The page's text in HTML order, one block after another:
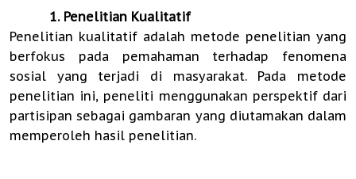
1. Penelitian Kualitatif
Penelitian kualitatif adalah metode penelitian yang
berfokus pada pemahaman terhadap fenomena
sosial yang terjadi di masyarakat. Pada metode
penelitian ini, peneliti menggunakan perspektif dari
partisipan sebagai gambaran yang diutamakan dalam
memperoleh hasil penelitian.